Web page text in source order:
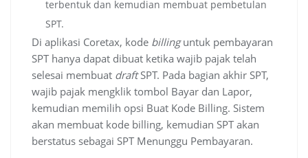
terbentuk dan kemudian membuat pembetulan
SPT.
Di aplikasi Coretax, kode billinguntuk pembayaran
SPT hanya dapat dibuat ketika wajib pajak telah
selesai membuat draftSPT. Pada bagian akhir SPT,
wajib pajak mengklik tombol Bayar dan Lapor,
kemudian memilih opsi Buat Kode Billing. Sistem
akan membuat kode billing, kemudian SPT akan
berstatus sebagai SPT Menunggu Pembayaran.